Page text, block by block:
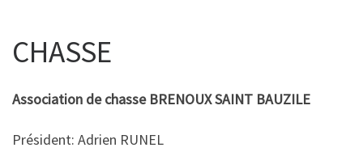
CHASSE
Association de chasse BRENOUX SAINT BAUZILE
Président: Adrien RUNEL